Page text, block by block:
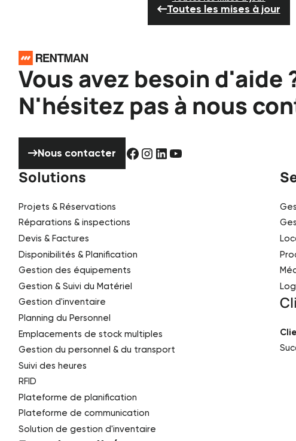
Toutes les mises à jour
Vous avez besoin d'aide
N'hésitez pas à nous
Nous contacter
Solutions
Projets & Réservations
Réparations & inspections
Devis & Factures
Disponibilités & Planification
Gestion des équipements
Gestion & Suivi du Matériel
Gestion d'inventaire
Planning du Personnel
Emplacements de stock multiples
Gestion du personnel & du transport
Suivi des heures
RFID
Plateforme de planification
Plateforme de communication
Solution de gestion d'inventaire